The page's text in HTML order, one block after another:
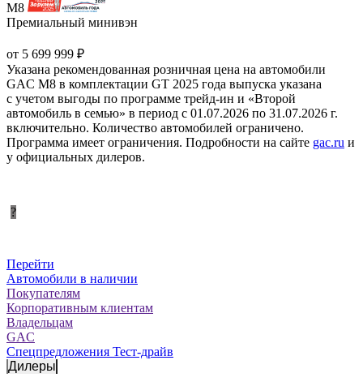
M8
Премиальный минивэн
от 5 699 999 ₽
Указана рекомендованная розничная цена на автомобили
GAC M8 в комплектации GT 2025 года выпуска указана
с учетом выгоды по программе трейд-ин и «Второй
автомобиль в семью» в период с 01.07.2026 по 31.07.2026 г.
включительно. Количество автомобилей ограничено.
Программа имеет ограничения. Подробности на сайте gac.ru и
у официальных дилеров.
?
Перейти
Автомобили в наличии
Покупателям
Корпоративным клиентам
Владельцам
GAC
Спецпредложения Тест-драйв
Дилеры